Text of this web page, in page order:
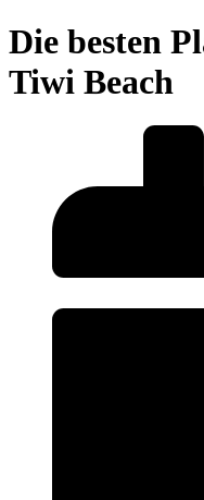
Die besten
Tiwi Beach